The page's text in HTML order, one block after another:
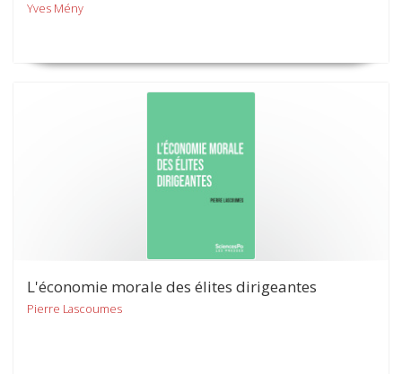
Yves Mény
L'économie morale des élites dirigeantes
Pierre Lascoumes